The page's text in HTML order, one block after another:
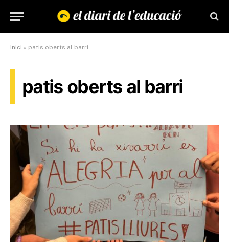
Inici » patis oberts al barri
patis oberts al barri